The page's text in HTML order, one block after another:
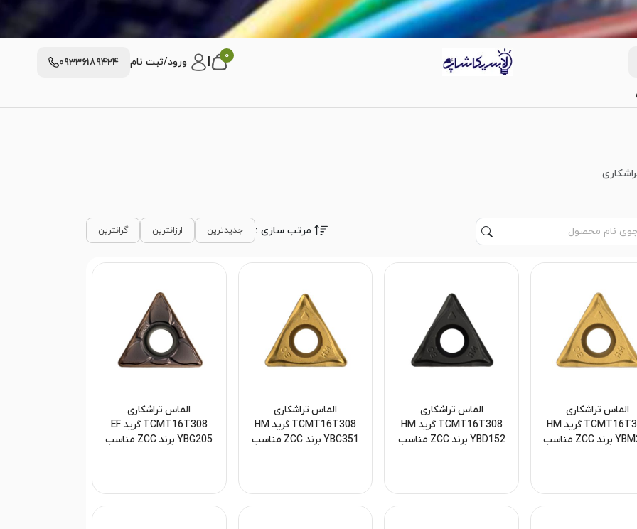
0 ورود/ثبت نام 09336189424
مرتب سازی : جدیدترین ارزانترین گرانترین
الماس تراشکاری
TCMT16T308 گرید HM
YBM251 برند ZCC مناسب
الماس تراشکاری
TCMT16T308 گرید HM
YBD152 برند ZCC مناسب
الماس تراشکاری
TCMT16T308 گرید HM
YBC351 برند ZCC مناسب
الماس تراشکاری
TCMT16T308 گرید EF
YBG205 برند ZCC مناسب